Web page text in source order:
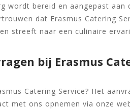
wordt bereid en aangepast aan
dat Erasmus Catering
streeft naar een culinaire
bij Erasmus
Catering Service? Het
met ons opnemen via onze